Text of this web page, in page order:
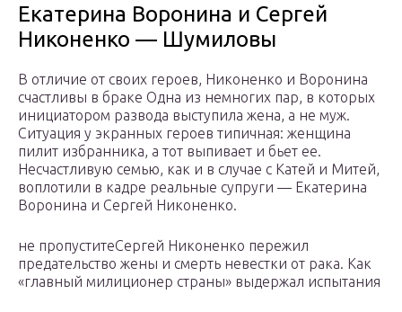
Екатерина Воронина и Сергей
Никоненко — Шумиловы
В отличие от своих героев, Никоненко и Воронина
счастливы в браке Одна из немногих пар, в которых
инициатором развода выступила жена, а не муж.
Ситуация у экранных героев типичная: женщина
пилит избранника, а тот выпивает и бьет ее.
Несчастливую семью, как и в случае с Катей и Митей,
воплотили в кадре реальные супруги — Екатерина
Воронина и Сергей Никоненко.
не пропуститеСергей Никоненко пережил
предательство жены и смерть невестки от рака. Как
«главный милиционер страны» выдержал испытания